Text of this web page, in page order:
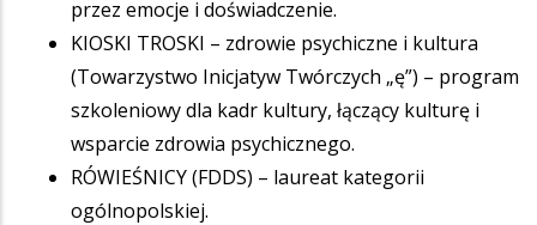
przez emocje i doświadczenie.
KIOSKI TROSKI – zdrowie psychiczne i kultura
(Towarzystwo Inicjatyw Twórczych „ę”) – program
szkoleniowy dla kadr kultury, łączący kulturę i
wsparcie zdrowia psychicznego.
RÓWIEŚNICY (FDDS) – laureat kategorii
ogólnopolskiej.